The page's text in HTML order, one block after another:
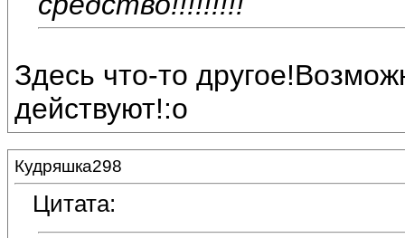
Здесь что-то
действуют!:o
Кудряшка298
Цитата: